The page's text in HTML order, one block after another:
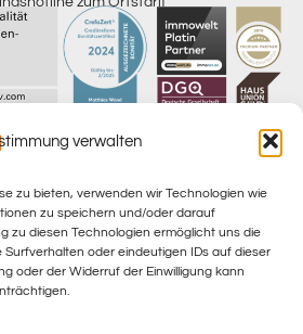
verwalten
zu bieten, verwenden wir Technologien wie
zu speichern und/oder darauf
zu diesen Technologien ermöglicht uns die
oder eindeutigen IDs auf dieser
oder der Widerruf der Einwilligung kann